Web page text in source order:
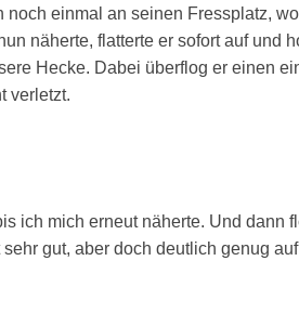
noch einmal an seinen Fressplatz,
näherte, flatterte er sofort auf und
Hecke. Dabei überflog er einen
verletzt.
ich mich erneut näherte. Und dann
gut, aber doch deutlich genug